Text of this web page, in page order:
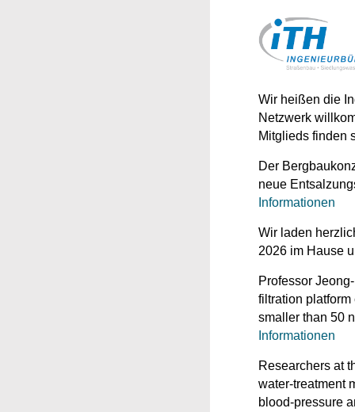
Wir heißen die
Netzwerk
Mitglieds finden
Der
neue
Informationen
Wir laden
2026 im Hause
Professor
filtration
smaller than 50
Informationen
Researchers at
water‑treatment
blood‑pressure